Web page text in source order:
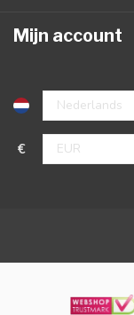
Mijn account
€